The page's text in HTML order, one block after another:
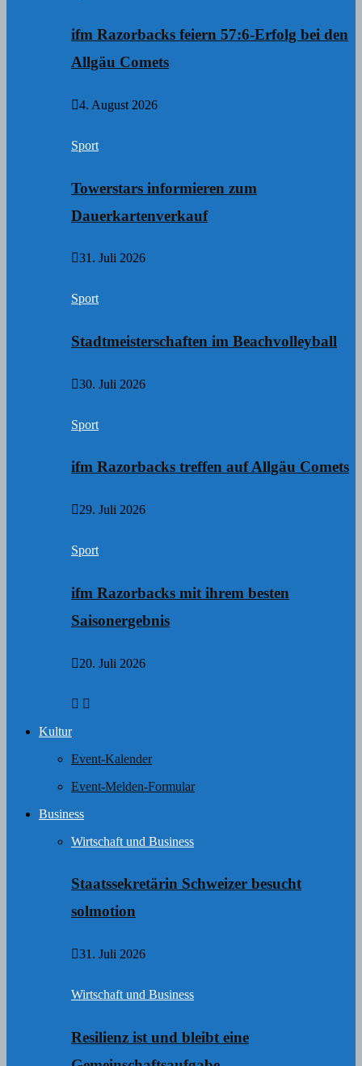
ifm Razorbacks feiern 57:6-Erfolg bei den
Allgäu Comets
4. August 2026
Sport
Towerstars informieren zum
Dauerkartenverkauf
31. Juli 2026
Sport
Stadtmeisterschaften im Beachvolleyball
30. Juli 2026
Sport
ifm Razorbacks treffen auf Allgäu Comets
29. Juli 2026
Sport
ifm Razorbacks mit ihrem besten
Saisonergebnis
20. Juli 2026
Kultur
Event-Kalender
Event-Melden-Formular
Business
Wirtschaft und Business
Staatssekretärin Schweizer besucht
solmotion
31. Juli 2026
Wirtschaft und Business
Resilienz ist und bleibt eine